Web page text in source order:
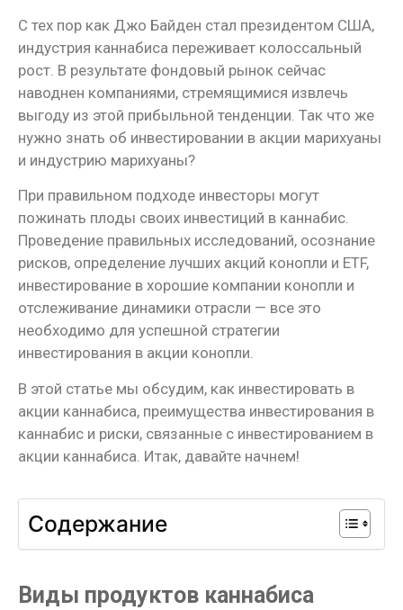
С тех пор как Джо Байден стал президентом США,
индустрия каннабиса переживает колоссальный
рост. В результате фондовый рынок сейчас
наводнен компаниями, стремящимися извлечь
выгоду из этой прибыльной тенденции. Так что же
нужно знать об инвестировании в акции марихуаны
и индустрию марихуаны?
При правильном подходе инвесторы могут
пожинать плоды своих инвестиций в каннабис.
Проведение правильных исследований, осознание
рисков, определение лучших акций конопли и ETF,
инвестирование в хорошие компании конопли и
отслеживание динамики отрасли — все это
необходимо для успешной стратегии
инвестирования в акции конопли.
В этой статье мы обсудим, как инвестировать в
акции каннабиса, преимущества инвестирования в
каннабис и риски, связанные с инвестированием в
акции каннабиса. Итак, давайте начнем!
Содержание
Виды продуктов каннабиса